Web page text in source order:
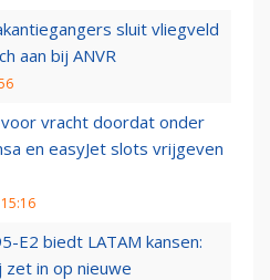
sluit vliegveld
aan bij ANVR
vracht doordat onder
en easyJet slots vrijgeven
E2 biedt LATAM kansen:
zet in op nieuwe